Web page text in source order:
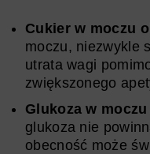
Cukier w moczu
moczu, niezwykle
utrata wagi
zwiększonego
Glukoza w
glukoza nie
obecność może